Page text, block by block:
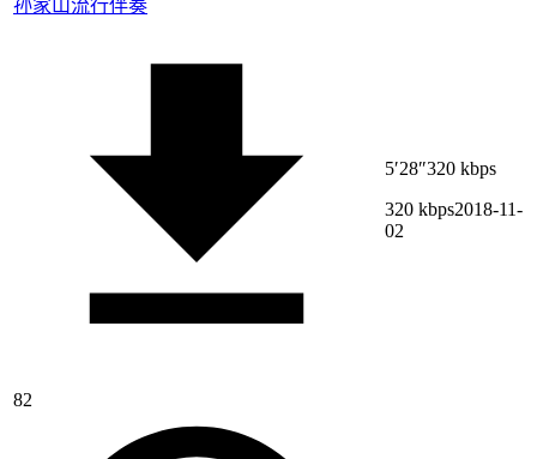
孙家山流行伴奏
82
5′28″320 kbps
320 kbps2018-11-
02